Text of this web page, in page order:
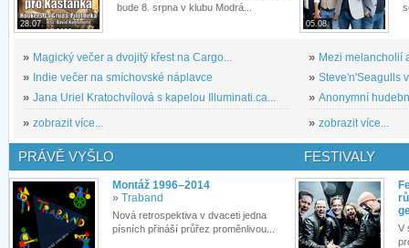
28.07.
bude 8. srpna v klubu Modrá...
» Magický večer a dvojitý křest na Cargo...
» Indie večer na smíchovské náplavce
» Jana Uriel Kratochvílová s kapelou Illuminati.ca...
» zobrazit více...
05.08.
» Mezi melancholií
» Steve'n'Seagulls
» Anonymní
» zobrazit více...
PRÁVĚ VYŠLO
Montáž 1996–2014
» Traband
Nová retrospektiva v dvaceti jedna
písních přináší průřez proměnlivou...
FESTIVALY
V